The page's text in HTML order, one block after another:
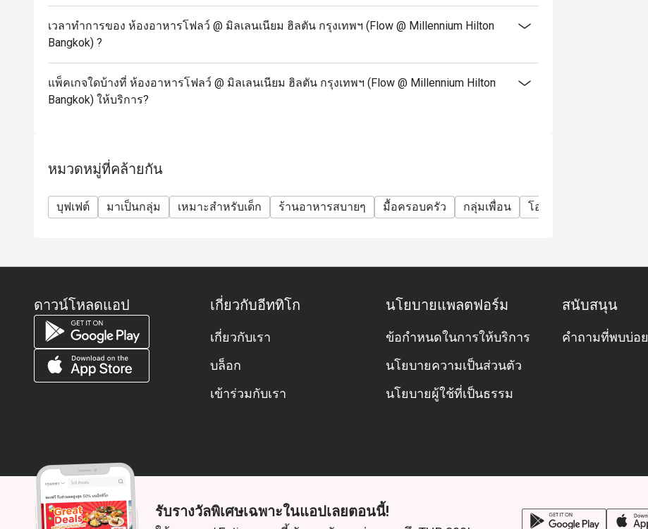
restaurant’s ongoing promotion.
Promotion cannot be applied with any other in-house promotions. Please refer to the special
conditions below for more details.
* Menu and pricing subject to change without notice.
** All prices in THB and are exclusive of VAT and service charge unless otherwise indicated
under special conditions.
A: International cuisine with a premium buffet featuring seafood, cheese, and global dishes.
Q: What are the menu highlights?
A: Fresh seafood, cheese selections, Massaman Beef Cheeks, and pizza.
Q: What is the dress code?
San.
เวลาทำการของ ห้องอาหารโฟลว์ @ มิลเลนเนียม ฮิลตัน กรุงเทพฯ (Flow @ Millennium Hilton
Bangkok) ?
แพ็คเกจใดบ้างที่ ห้องอาหารโฟลว์ @ มิลเลนเนียม ฮิลตัน กรุงเทพฯ (Flow @ Millennium Hilton
Bangkok) ให้บริการ?
หมวดหมู่ที่คล้ายกัน
บุฟเฟต์ มาเป็นกลุ่ม เหมาะสำหรับเด็ก ร้านอาหารสบายๆ มื้อครอบครัว กลุ่มเพื่อน โอกาสพิเศษ
ดาวน์โหลดแอป เกี่ยวกับอีททิโก
เกี่ยวกับเรา
บล็อก
เข้าร่วมกับเรา
นโยบายแพลตฟอร์ม
ข้อกำหนดในการให้บริการ
นโยบายความเป็นส่วนตัว
นโยบายผู้ใช้ที่เป็นธรรม
สนับสนุน
คำถามที่พบบ่อย
© 2026 Zoek. สงวนลิขสิทธิ์
รับรางวัลพิเศษเฉพาะในแอปเลยตอนนี้!